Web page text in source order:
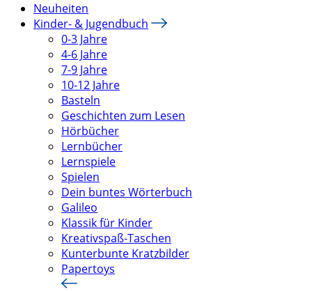
Neuheiten
Kinder- & Jugendbuch
0-3 Jahre
4-6 Jahre
7-9 Jahre
10-12 Jahre
Basteln
Geschichten zum Lesen
Hörbücher
Lernbücher
Lernspiele
Spielen
Dein buntes Wörterbuch
Galileo
Klassik für Kinder
Kreativspaß-Taschen
Kunterbunte Kratzbilder
Papertoys